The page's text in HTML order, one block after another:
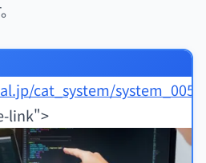
cat_system/system_005/
link">